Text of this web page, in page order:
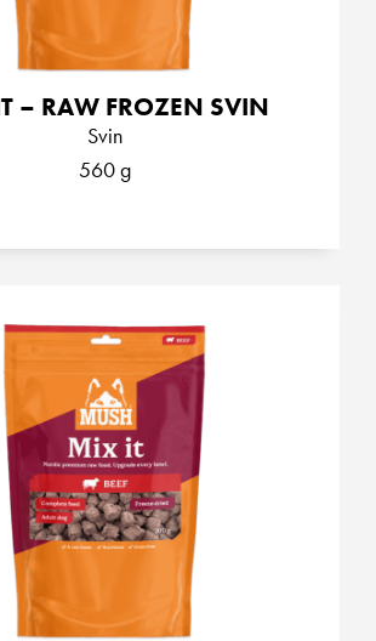
– RAW FROZEN SVIN
Svin
560 g